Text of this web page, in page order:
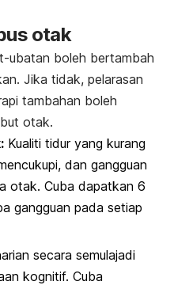
otak
ubatan boleh bertambah
Jika tidak, pelarasan
tambahan boleh
otak.
Kualiti tidur yang kurang
dan gangguan
otak. Cuba dapatkan 6
gangguan pada setiap
secara semulajadi
kognitif. Cuba